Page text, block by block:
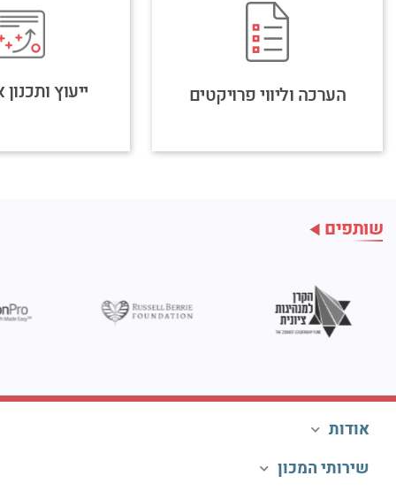
הערכה וליווי פרויקטים ייעוץ
שותפים
אודות
שירותי המכון